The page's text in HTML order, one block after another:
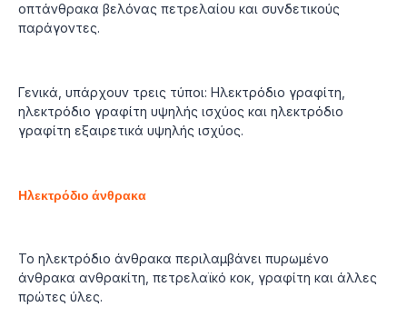
οπτάνθρακα βελόνας πετρελαίου και συνδετικούς
παράγοντες.
Γενικά, υπάρχουν τρεις τύποι: Ηλεκτρόδιο γραφίτη,
ηλεκτρόδιο γραφίτη υψηλής ισχύος και ηλεκτρόδιο
γραφίτη εξαιρετικά υψηλής ισχύος.
Ηλεκτρόδιο άνθρακα
Το ηλεκτρόδιο άνθρακα περιλαμβάνει πυρωμένο
άνθρακα ανθρακίτη, πετρελαϊκό κοκ, γραφίτη και άλλες
πρώτες ύλες.